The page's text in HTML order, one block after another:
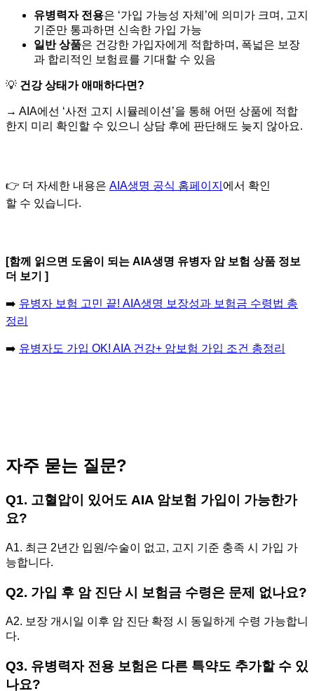
유병력자 전용은 ‘가입 가능성 자체’에 의미가 크며, 고지
기준만 통과하면 신속한 가입 가능
일반 상품은 건강한 가입자에게 적합하며, 폭넓은 보장
과 합리적인 보험료를 기대할 수 있음
💡 건강 상태가 애매하다면?
→ AIA에선 ‘사전 고지 시뮬레이션’을 통해 어떤 상품에 적합
한지 미리 확인할 수 있으니 상담 후에 판단해도 늦지 않아요.
👉 더 자세한 내용은 AIA생명 공식 홈페이지 에서 확인
할 수 있습니다.
[함께 읽으면 도움이 되는 AIA생명 유병자 암 보험 상품 정보
더 보기 ]
➡️ 유병자 보험 고민 끝! AIA생명 보장성과 보험금 수령법 총
정리
➡️ 유병자도 가입 OK! AIA 건강+ 암보험 가입 조건 총정리
자주 묻는 질문?
Q1. 고혈압이 있어도 AIA 암보험 가입이 가능한가
요?
A1. 최근 2년간 입원/수술이 없고, 고지 기준 충족 시 가입 가
능합니다.
Q2. 가입 후 암 진단 시 보험금 수령은 문제 없나요?
A2. 보장 개시일 이후 암 진단 확정 시 동일하게 수령 가능합니
다.
Q3. 유병력자 전용 보험은 다른 특약도 추가할 수 있
나요?